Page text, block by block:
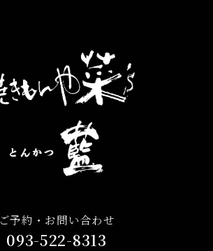
ご予約・お問い合わせ
093-522-8313